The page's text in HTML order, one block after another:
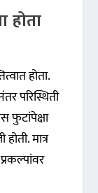
होता
होता.
परिस्थिती
फुटांपेक्षा
मात्र